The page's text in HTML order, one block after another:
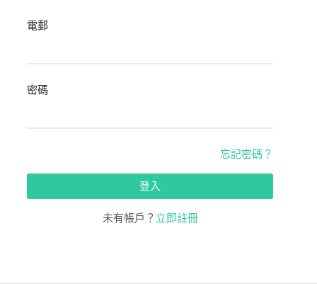
電郵
密碼
忘記密碼？
登入
未有帳戶？ 立即註冊